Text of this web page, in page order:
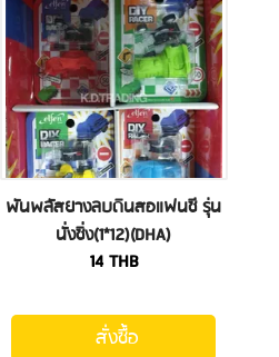
พันพลัสยางลบดินสอแฟนซี รุ่น
นั่งซิ่ง(1*12)(DHA)
14THB
สั่งซื้อ